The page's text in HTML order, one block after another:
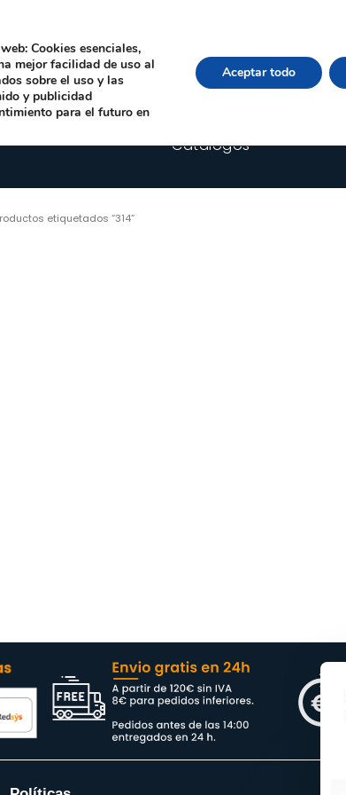
Catálogos
etiquetados “314”
Cookies esenciales,
mejor facilidad de uso al
sobre el uso y las
y publicidad
para el futuro en
Aceptar todo